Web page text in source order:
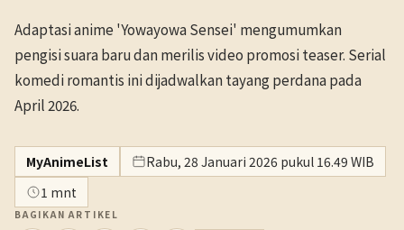
Adaptasi anime 'Yowayowa Sensei' mengumumkan
pengisi suara baru dan merilis video promosi teaser. Serial
komedi romantis ini dijadwalkan tayang perdana pada
April 2026.
MyAnimeList
Rabu, 28 Januari 2026 pukul 16.49 WIB
1 mnt
BAGIKAN ARTIKEL